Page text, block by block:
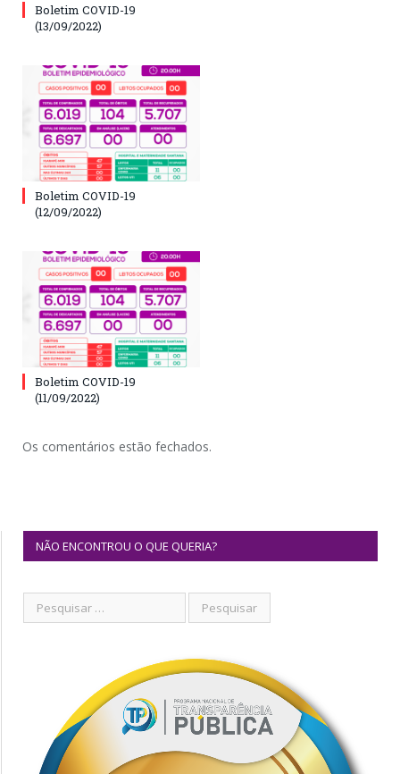
Boletim COVID-19
(13/09/2022)
Boletim COVID-19
(12/09/2022)
Boletim COVID-19
(11/09/2022)
Os comentários estão fechados.
NÃO ENCONTROU O QUE QUERIA?